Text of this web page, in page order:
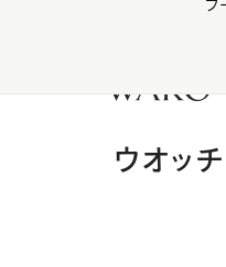
【会員様限定】夏の
フ
ウオッ